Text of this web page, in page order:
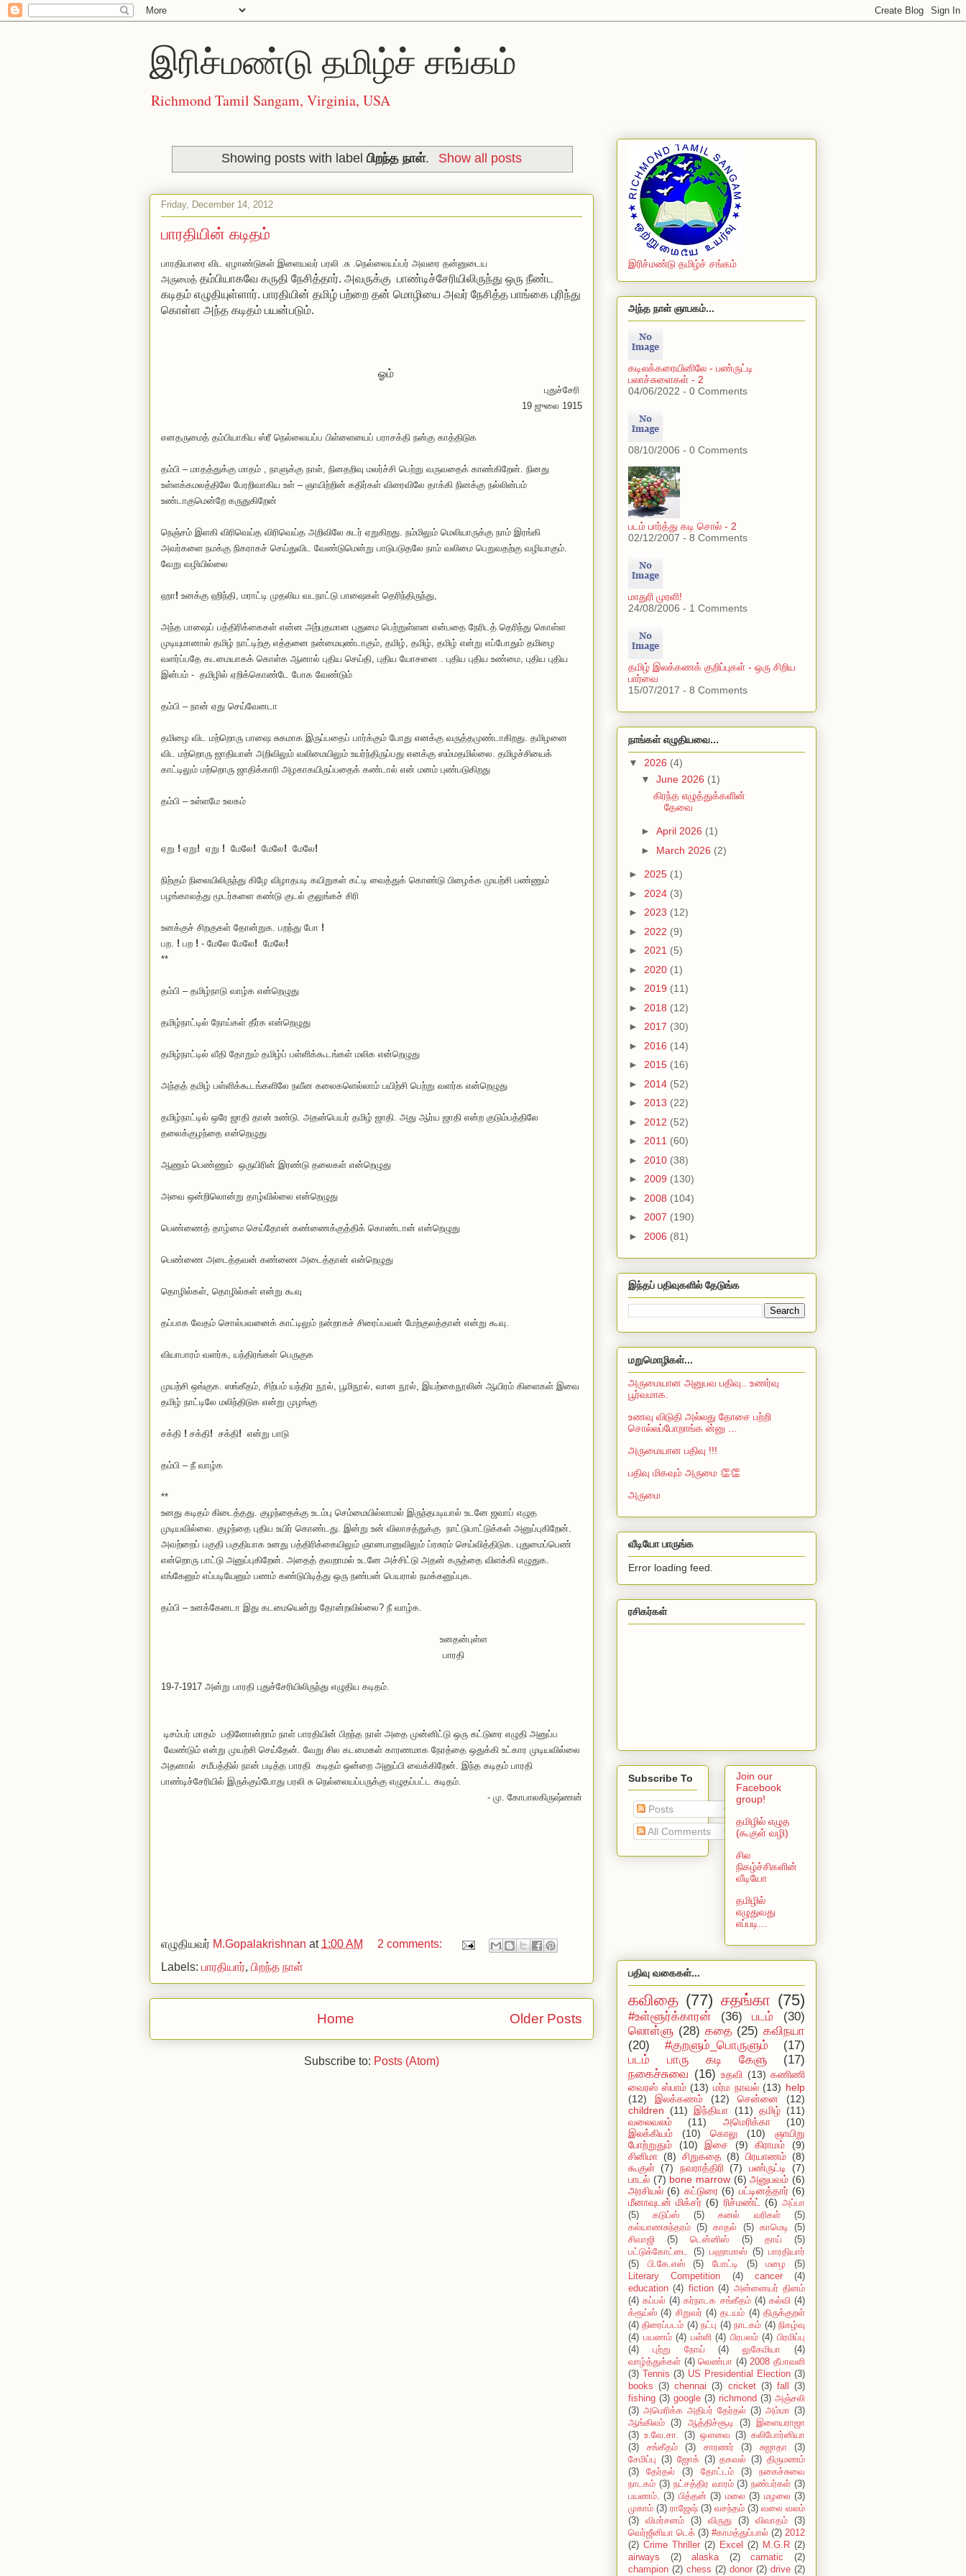
இரிச்மண்டு தமிழ்ச் சங்கம்
Richmond Tamil Sangam, Virginia, USA
Showing posts with labelபிறந்த நாள். Show all posts
Friday, December 14, 2012
பாரதியின் கடிதம்
பாரதியாரை விட ஏழாண்டுகள் இளையவர் பரலி .சு .நெல்லையப்பர் அவரை தன்னுடைய
அருமைத் தம்பியாகவே கருதி நேசித்தார். அவருக்கு பாண்டிச்சேரியிலிருந்து ஒரு நீண்ட
கடிதம் எழுதியுள்ளார். பாரதியின் தமிழ் பற்றை தன் மொழியை அவர் நேசித்த பாங்கை புரிந்து
கொள்ள அந்த கடிதம் பயன்படும்.
ஓம்
புதுச்சேரி
19 ஜுலை 1915
எனதருமைத் தம்பியாகிய ஸ்ரீ நெல்லையப்ப பிள்ளையைப் பராசக்தி நன்கு காத்திடுக
தம்பி – மாதத்துக்கு மாதம் , நாளுக்கு நாள், நினதறிவு மலர்ச்சி பெற்று வருவதைக் காண்கிறேன். நினது
உள்ளக்கமலத்திலே பேரறிவாகிய உள் – ஞாயிற்றின் கதிர்கள் விரைவிலே தாக்கி நினக்கு நல்லின்பம்
உண்டாகுமென்றே கருதுகிறேன்
நெஞ்சம் இளகி விரிவெய்த விரிவெய்த அறிவிலே சுடர் ஏறுகிறது. நம்மிலும் மெலியாருக்கு நாம் இரங்கி
அவர்களை நமக்கு நிகராகச் செய்துவிட வேண்டுமென்று பாடுபடுதலே நாம் வலிமை பெறுவதற்கு வழியாகும்.
வேறு வழியில்லை
ஹா! உனக்கு ஹிந்தி, மராட்டி முதலிய வடநாட்டு பாஷைகள் தெரிந்திருந்து,
அந்த பாஷைப் பத்திரிக்கைகள் என்ன அற்புதமான புதுமை பெற்றுள்ளன என்பதை நேரிடத் தெரிந்து கொள்ள
முடியுமானால் தமிழ் நாட்டிற்கு எத்தனை நன்மையுண்டாகும், தமிழ், தமிழ், தமிழ் என்று எப்போதும் தமிழை
வளர்ப்பதே கடமையாகக் கொள்க ஆனால் புதிய செய்தி, புதிய யோசனை . புதிய புதிய உண்மை, புதிய புதிய
இன்பம் - தமிழில் ஏறிக்கொண்டே போக வேண்டும்
தம்பி – நான் ஏது செய்வேனடா
தமிழை விட மற்றொரு பாஷை சுகமாக இருப்பதைப் பார்க்கும் போது எனக்கு வருத்தமுண்டாகிறது. தமிழனை
விட மற்றொரு ஜாதியான் அறிவிலும் வலிமையிலும் உயர்ந்திருப்பது எனக்கு ஸம்மதமில்லை. தமிழச்சியைக்
காட்டிலும் மற்றொரு ஜாதிக்காரி அழகாகயிருப்பதைக் கண்டால் என் மனம் புண்படுகிறது
தம்பி – உள்ளமே உலகம்
ஏறு ! ஏறு! ஏறு ! மேலே! மேலே! மேலே!
நிற்கும் நிலையிலிருந்து கிழே விழாதபடி கயிறுகள் கட்டி வைத்துக் கொண்டு பிழைக்க முயற்சி பண்ணும்
பழங்காலத்து மூடர்களை கண்டு குடல் குலுங்கச் சிரி
உனக்குச் சிறகுகள் தோன்றுக. பறந்து போ !
பற. ! பற ! - மேலே மேலே! மேலே!
**
தம்பி – தமிழ்நாடு வாழ்க என்றெழுது
தமிழ்நாட்டில் நோய்கள் தீர்க என்றெழுது
தமிழ்நாட்டில் வீதி தோறும் தமிழ்ப் பள்ளிக்கூடங்கள் மலிக என்றெழுது
அந்தத் தமிழ் பள்ளிக்கூடங்களிலே நவீன கலைகளெல்லாம் பயிற்சி பெற்று வளர்க என்றெழுது
தமிழ்நாட்டில் ஒரே ஜாதி தான் உண்டு. அதன்பெயர் தமிழ் ஜாதி. அது ஆர்ய ஜாதி என்ற குடும்பத்திலே
தலைக்குழந்தை என்றெழுது
ஆணும் பெண்ணும் ஒருயிரின் இரண்டு தலைகள் என்றெழுது
அவை ஒன்றிலொன்று தாழ்வில்லை என்றெழுது
பெண்ணைத் தாழ்மை செய்தோன் கண்ணைக்குத்திக் கொண்டான் என்றெழுது
பெண்ணை அடைத்தவன் கண்ணை அடைத்தான் என்றெழுது
தொழில்கள், தொழில்கள் என்று கூவு
தப்பாக வேதம் சொல்பவனைக் காட்டிலும் நன்றாகச் சிரைப்பவன் மேற்குலத்தான் என்று கூவு.
வியாபாரம் வளர்க, யந்திரங்கள் பெருகுக
முயற்சி ஒங்குக. ஸங்கீதம், சிற்பம் யந்திர நூல், பூமிநூல், வான நூல், இயற்கைநூலின் ஆயிரம் கிளைகள் இவை
தமிழ் நாட்டிலே மலிந்திடுக என்று முழங்கு
சக்தி ! சக்தி! சக்தி! என்று பாடு
தம்பி – நீ வாழ்க
**
உனது கடிதம் கிடைத்தது. குழந்தைக்கு உடம்பு செம்மையில்லாமல் இருந்தபடியால் உடனே ஜவாப் எழுத
முடியவில்லை. குழந்தை புதிய உயிர் கொண்டது. இன்று உன் விலாசத்துக்கு நாட்டுபாட்டுக்கள் அனுப்புகிறேன்.
அவற்றைப் பகுதி பகுதியாக உனது பத்திரிக்கையிலும் ஞானபானுவிலும் ப்ரசுரம் செய்வித்திடுக. புதுமைப்பெண்
என்றொரு பாட்டு அனுப்புகிறேன். அதைத் தவறாமல் உடனே அச்சிட்டு அதன் கருத்தை விளக்கி எழுதுக.
எங்கேனும் எப்படியேனும் பணம் கண்டுபிடித்து ஒரு நண்பன் பெயரால் நமக்கனுப்புக.
தம்பி – உனக்கேனடா இது கடமையென்று தோன்றவில்லை? நீ வாழ்க.
உனதன்புள்ள
பாரதி
19-7-1917 அன்று பாரதி புதுச்சேரியிலிருந்து எழுதிய கடிதம்.
டிசம்பர் மாதம் பதினோன்றாம் நாள் பாரதியின் பிறந்த நாள் அதை முன்னிட்டு ஒரு கட்டுரை எழுதி அனுப்ப
வேண்டும் என்று முயற்சி செய்தேன். வேறு சில கடமைகள் காரணமாக நேரத்தை ஒதுக்கி உட்கார முடியவில்லை
அதனால் சமீபத்தில் நான் படித்த பாரதி கடிதம் ஒன்றை அனுப்பி வைக்கிறேன். இந்த கடிதம் பாரதி
பாண்டிச்சேரியில் இருக்கும்போது பரலி சு நெல்லையப்பருக்கு எழுதப்பட்ட கடிதம்.
- மு. கோபாலகிருஷ்ணன்
எழுதியவர் M.Gopalakrishnan at 1:00 AM
2 comments:
Labels: பாரதியார், பிறந்த நாள்
Older Posts
Home
Subscribe to: Posts (Atom)
இரிச்மண்டு தமிழ்ச் சங்கம்
அந்த நாள் ஞாபகம்...
கடிலக்கரையினிலே - பண்ருட்டி
பலாச்சுளைகள் - 2
04/06/2022 - 0 Comments
08/10/2006 - 0 Comments
படம் பார்த்து கடி சொல் - 2
02/12/2007 - 8 Comments
மாதுரி முரளி!
24/08/2006 - 1 Comments
தமிழ் இலக்கணக் குறிப்புகள் - ஒரு சிறிய
பார்வை
15/07/2017 - 8 Comments
நாங்கள் எழுதியவை...
▼ 2026 (4)
▼ June 2026 (1)
கிரந்த எழுத்துக்களின்
தேவை
► April 2026 (1)
► March 2026 (2)
► 2025 (1)
► 2024 (3)
► 2023 (12)
► 2022 (9)
► 2021 (5)
► 2020 (1)
► 2019 (11)
► 2018 (12)
► 2017 (30)
► 2016 (14)
► 2015 (16)
► 2014 (52)
► 2013 (22)
► 2012 (52)
► 2011 (60)
► 2010 (38)
► 2009 (130)
► 2008 (104)
► 2007 (190)
► 2006 (81)
இந்தப் பதிவுகளில் தேடுங்க
மறுமொழிகள்...
அருமையான அனுபவ பதிவு.. உணர்வு
பூர்வமாக.
உணவு விடுதி அல்லது தோசை பற்றி
சொல்லப்போறாங்க ன்னு ...
அருமையான பதிவு !!!
பதிவு மிகவும் அருமை 👏👏
அருமை
வீடியோ பாருங்க
Error loading feed.
ரசிகர்கள்
Subscribe To
Posts
All Comments
Join our
Facebook
group!
தமிழில் எழுத
(கூகுள் வழி)
சில
நிகழ்ச்சிகளின்
வீடியோ
தமிழில்
எழுதுவது
எப்படி...
பதிவு வகைகள்...
கவிதை (77) சதங்கா (75)
#உள்ளூர்க்காரன் (36) படம்
(30)
லொள்ளு (28) கதை (25) கவிநயா
(20)
#குறளும்_பொருளும்
(17)
படம் பாரு கடி கேளு
(17)
நகைச்சுவை (16) உதவி (13) கணிணி
வைரஸ் ஸ்பாம் (13) மர்ம நாவல் (13) help
(12)
இலக்கணம் (12) சென்னை
(12)
children
(11) இந்தியா (11) தமிழ் (11)
வலைவலம்
(11) அமெரிக்கா
(10)
இலக்கியம்
(10) கொலு (10)
ஞாயிறு
போற்றுதும்
(10) இசை (9) கிராமம்
(9)
சினிமா (8) சிறுகதை (8) பிரயாணம் (8)
கூகுள் (7) நவராத்திரி (7) பண்ருட்டி
(7)
பாடல் (7) bone marrow (6) அனுபவம் (6)
அரசியல் (6) கட்டுரை (6) பட்டினத்தார் (6)
மீனாவுடன் மிக்சர் (6) ரிச்மண்ட் (6) அப்பா
(5)
கடுப்ஸ் (5) கனல் வரிகள்
(5)
கல்யாணசுந்தரம் (5) காதல் (5) காமெடி
(5)
சிவாஜி
(5) டென்னிஸ் (5) தாய்
(5)
பட்டுக்கோட்டை
(5) பஹாமாஸ் (5) பாரதியார்
(5)
பி.கே.எஸ் (5) போட்டி (5) மழை
(5)
Literary Competition
(4) cancer
(4)
education (4) fiction (4) அன்னையர் தினம்
(4) கப்பல் (4) கர்நாடக சங்கீதம் (4) கல்வி (4)
க்ரூய்ஸ் (4) சிறுவர் (4) தடயம் (4) திருக்குறள்
(4) திரைப்படம் (4) நட்பு (4) நாடகம் (4) நிகழ்வு
(4) பயணம் (4) பள்ளி (4) பிரபலம் (4) பிரமிப்பு
(4)
புற்று நோய் (4) லுகேமியா
(4)
வாழ்த்துக்கள் (4) வெண்பா (4) 2008 தீபாவளி
(3) Tennis (3) US Presidential Election (3)
books (3) chennai (3) cricket (3) fall
(3)
fishing (3) google (3) richmond (3) அஞ்சலி
(3) அமெரிக்க அதிபர் தேர்தல் (3) அம்மா (3)
ஆங்கிலம் (3) ஆத்திச்சூடி (3) இளையராஜா
(3) உ.வே.சா. (3) ஔவை (3) கலிபோர்னியா
(3)
சங்கீதம் (3) சாரணர் (3) சுஜாதா
(3)
சேமிப்பு (3) ஜோக் (3) தகவல் (3) திருமணம்
(3)
தேர்தல் (3) தோட்டம் (3)
நகைச்சுவை
நாடகம் (3) நட்சத்திர வாரம் (3) நண்பர்கள் (3)
பயணம்.
(3) பித்தன் (3) மலை (3) மழலை (3)
முகாம் (3) ராஜேஷ் (3) வசந்தம் (3) வலை வலம்
(3)
விமர்சனம் (3) விருது (3) விவாதம்
(3)
வெர்ஜீனியா டெக் (3) #காமத்துப்பால் (2) 2012
(2) Crime Thriller (2) Excel (2) M.G.R (2)
airways
(2) alaska (2) carnatic
(2)
champion (2) chess (2) donor (2) drive (2)